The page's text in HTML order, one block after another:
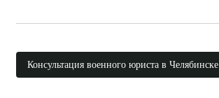
Консультация военного юриста в Челябинске